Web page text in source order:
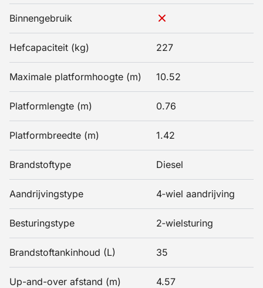
Binnengebruik
Hefcapaciteit (kg) 227
Maximale platformhoogte (m) 10.52
Platformlengte (m) 0.76
Platformbreedte (m) 1.42
Brandstoftype Diesel
Aandrijvingstype 4‑wiel aandrijving
Besturingstype 2‑wielsturing
Brandstoftankinhoud (L) 35
Up-and-over afstand (m) 4.57